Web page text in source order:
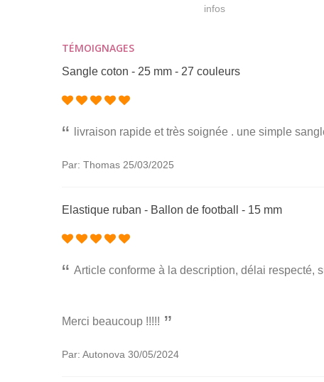
infos
TÉMOIGNAGES
Sangle coton - 25 mm - 27 couleurs
livraison rapide et très soignée . une simple
Par: Thomas 25/03/2025
Elastique ruban - Ballon de football - 15 mm
Article conforme à la description, délai respecté,
Merci beaucoup !!!!!
Par: Autonova 30/05/2024